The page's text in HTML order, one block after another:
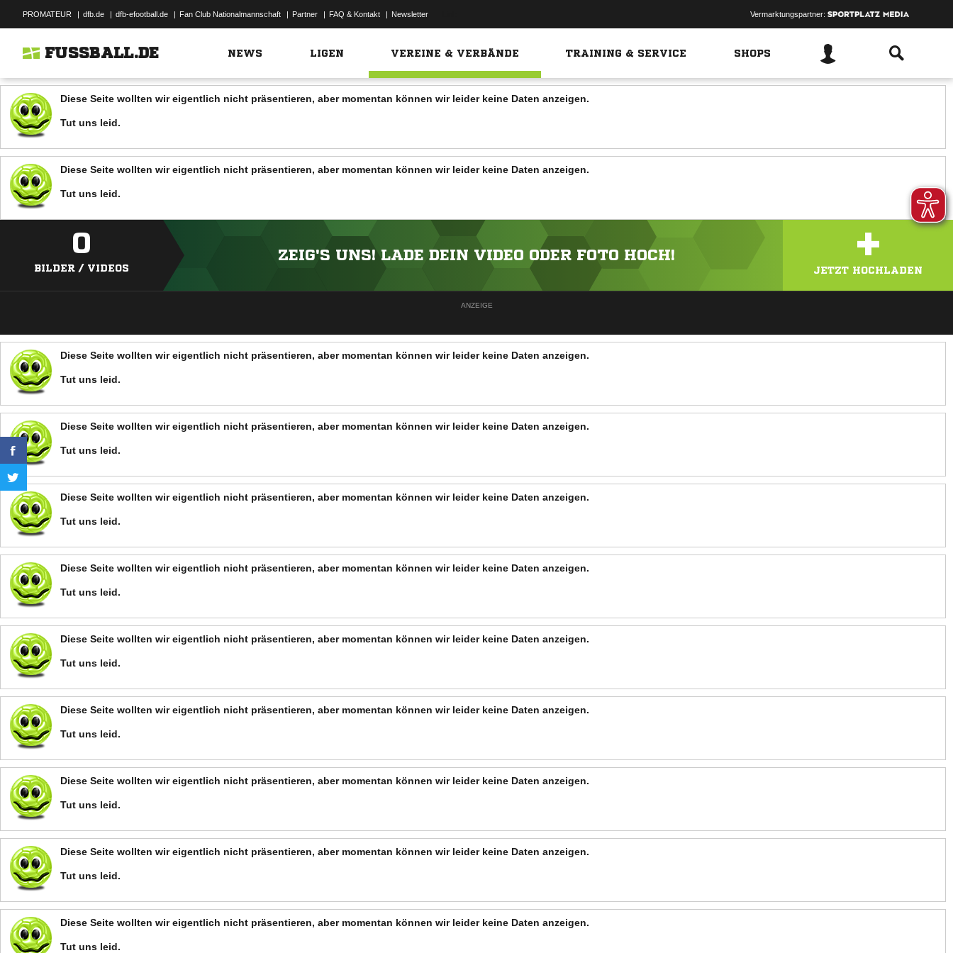
PROMATEUR | dfb.de | dfb-efootball.de | Fan Club Nationalmannschaft | Partner | FAQ & Kontakt | Newsletter Vermarktungspartner:
FUSSBALL.DE NEWS LIGEN VEREINE & VERBÄNDE TRAINING & SERVICE SHOPS
Diese Seite wollten wir eigentlich nicht präsentieren, aber momentan können wir leider keine Daten anzeigen.
Tut uns leid.
Diese Seite wollten wir eigentlich nicht präsentieren, aber momentan können wir leider keine Daten anzeigen.
Tut uns leid.
0
BILDER / VIDEOS
ZEIG'S UNS! LADE DEIN VIDEO ODER FOTO HOCH! +
JETZT HOCHLADEN
ANZEIGE
Diese Seite wollten wir eigentlich nicht präsentieren, aber momentan können wir leider keine Daten anzeigen.
Tut uns leid.
Diese Seite wollten wir eigentlich nicht präsentieren, aber momentan können wir leider keine Daten anzeigen.
Tut uns leid.
Diese Seite wollten wir eigentlich nicht präsentieren, aber momentan können wir leider keine Daten anzeigen.
Tut uns leid.
Diese Seite wollten wir eigentlich nicht präsentieren, aber momentan können wir leider keine Daten anzeigen.
Tut uns leid.
Diese Seite wollten wir eigentlich nicht präsentieren, aber momentan können wir leider keine Daten anzeigen.
Tut uns leid.
Diese Seite wollten wir eigentlich nicht präsentieren, aber momentan können wir leider keine Daten anzeigen.
Tut uns leid.
Diese Seite wollten wir eigentlich nicht präsentieren, aber momentan können wir leider keine Daten anzeigen.
Tut uns leid.
Diese Seite wollten wir eigentlich nicht präsentieren, aber momentan können wir leider keine Daten anzeigen.
Tut uns leid.
Diese Seite wollten wir eigentlich nicht präsentieren, aber momentan können wir leider keine Daten anzeigen.
Tut uns leid.